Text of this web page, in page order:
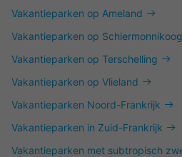
Vakantieparken op Ameland
Vakantieparken op Schiermonnikoog
Vakantieparken op Terschelling
Vakantieparken op Vlieland
Vakantieparken Noord-Frankrijk
Vakantieparken in Zuid-Frankrijk
Vakantieparken met subtropisch